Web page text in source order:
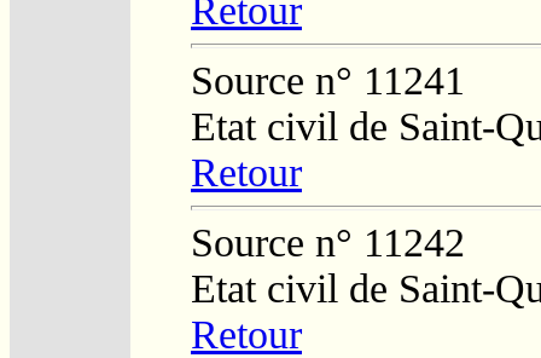
Retour
Source n° 11241
Etat civil de Saint-
Retour
Source n° 11242
Etat civil de Saint-
Retour